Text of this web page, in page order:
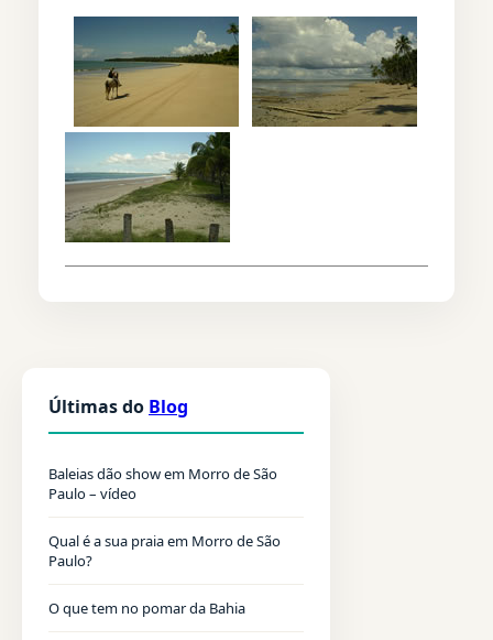
Últimas do Blog
Baleias dão show em Morro de São
Paulo – vídeo
Qual é a sua praia em Morro de São
Paulo?
O que tem no pomar da Bahia